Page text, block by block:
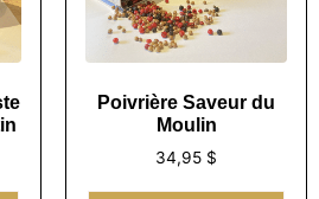
Poivrière Saveur du
Moulin
34,95 $